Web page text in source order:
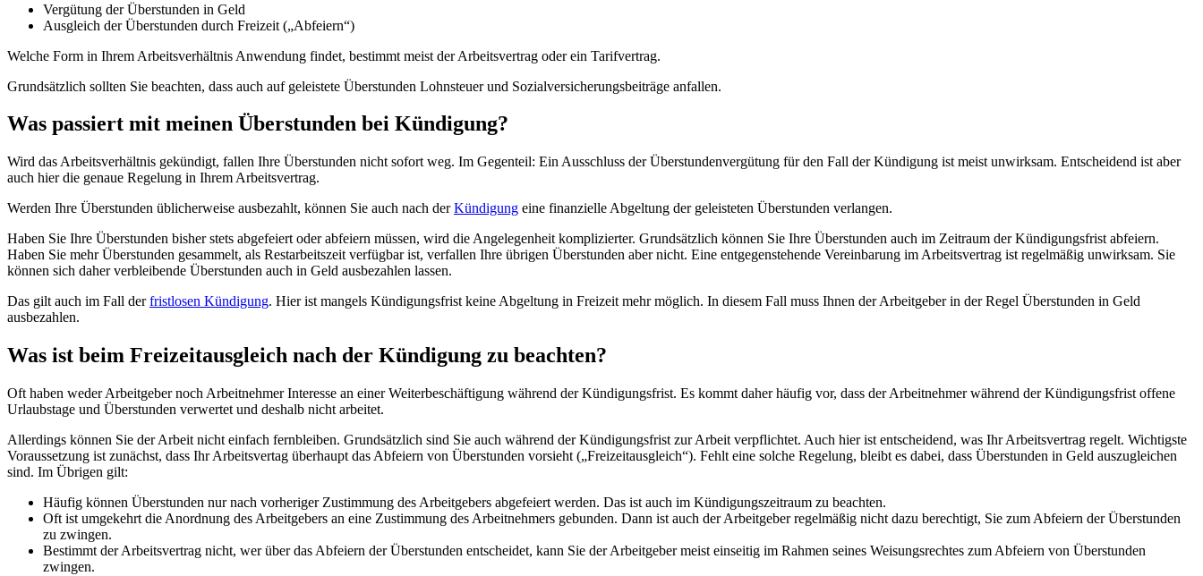
Vergütung der Überstunden in Geld
Ausgleich der Überstunden durch Freizeit („Abfeiern“)
Welche Form in Ihrem Arbeitsverhältnis Anwendung findet, bestimmt meist der Arbeitsvertrag oder ein Tarifvertrag.
Grundsätzlich sollten Sie beachten, dass auch auf geleistete Überstunden Lohnsteuer und Sozialversicherungsbeiträge anfallen.
Was passiert mit meinen Überstunden bei Kündigung?
Wird das Arbeitsverhältnis gekündigt, fallen Ihre Überstunden nicht sofort weg. Im Gegenteil: Ein Ausschluss der Überstundenvergütung für den Fall der Kündigung ist meist unwirksam. Entscheidend ist aber
auch hier die genaue Regelung in Ihrem Arbeitsvertrag.
Werden Ihre Überstunden üblicherweise ausbezahlt, können Sie auch nach derKündigung eine finanzielle Abgeltung der geleisteten Überstunden verlangen.
Haben Sie Ihre Überstunden bisher stets abgefeiert oder abfeiern müssen, wird die Angelegenheit komplizierter. Grundsätzlich können Sie Ihre Überstunden auch im Zeitraum der Kündigungsfrist abfeiern.
Haben Sie mehr Überstunden gesammelt, als Restarbeitszeit verfügbar ist, verfallen Ihre übrigen Überstunden aber nicht. Eine entgegenstehende Vereinbarung im Arbeitsvertrag ist regelmäßig unwirksam. Sie
können sich daher verbleibende Überstunden auch in Geld ausbezahlen lassen.
Das gilt auch im Fall derfristlosen Kündigung. Hier ist mangels Kündigungsfrist keine Abgeltung in Freizeit mehr möglich. In diesem Fall muss Ihnen der Arbeitgeber in der Regel Überstunden in Geld
ausbezahlen.
Was ist beim Freizeitausgleich nach der Kündigung zu beachten?
Oft haben weder Arbeitgeber noch Arbeitnehmer Interesse an einer Weiterbeschäftigung während der Kündigungsfrist. Es kommt daher häufig vor, dass der Arbeitnehmer während der Kündigungsfrist offene
Urlaubstage und Überstunden verwertet und deshalb nicht arbeitet.
Allerdings können Sie der Arbeit nicht einfach fernbleiben. Grundsätzlich sind Sie auch während der Kündigungsfrist zur Arbeit verpflichtet. Auch hier ist entscheidend, was Ihr Arbeitsvertrag regelt. Wichtigste
Voraussetzung ist zunächst, dass Ihr Arbeitsvertag überhaupt das Abfeiern von Überstunden vorsieht („Freizeitausgleich“). Fehlt eine solche Regelung, bleibt es dabei, dass Überstunden in Geld auszugleichen
sind. Im Übrigen gilt:
Häufig können Überstunden nur nach vorheriger Zustimmung des Arbeitgebers abgefeiert werden. Das ist auch im Kündigungszeitraum zu beachten.
Oft ist umgekehrt die Anordnung des Arbeitgebers an eine Zustimmung des Arbeitnehmers gebunden. Dann ist auch der Arbeitgeber regelmäßig nicht dazu berechtigt, Sie zum Abfeiern der Überstunden
zu zwingen.
Bestimmt der Arbeitsvertrag nicht, wer über das Abfeiern der Überstunden entscheidet, kann Sie der Arbeitgeber meist einseitig im Rahmen seines Weisungsrechtes zum Abfeiern von Überstunden
zwingen.